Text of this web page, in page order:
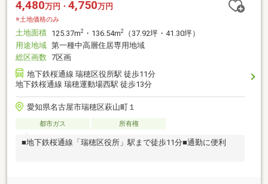
4,480万円・ 4,750万円
※土地価格のみ
土地面積 125.37m2 ・136.54m2
（37.92坪・41.30坪）
用途地域 第一種中高層住居専用地域
総区画数 7区画
地下鉄桜通線 瑞穂区役所駅 徒歩11分
地下鉄桜通線 瑞穂運動場西駅 徒歩13分
愛知県名古屋市瑞穂区萩山町１
都市ガス 所有権
■地下鉄桜通線「瑞穂区役所」駅まで徒歩11分■通勤に便利